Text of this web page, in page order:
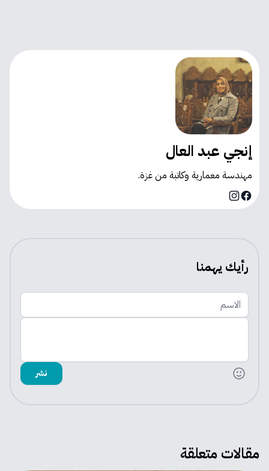
إنجي عبد العال
مهندسة معمارية وكاتبة من غزة.
Facebook
Instagram
رأيك يهمنا
الاسم
اضف تعليقك
نشر
مقالات متعلقة